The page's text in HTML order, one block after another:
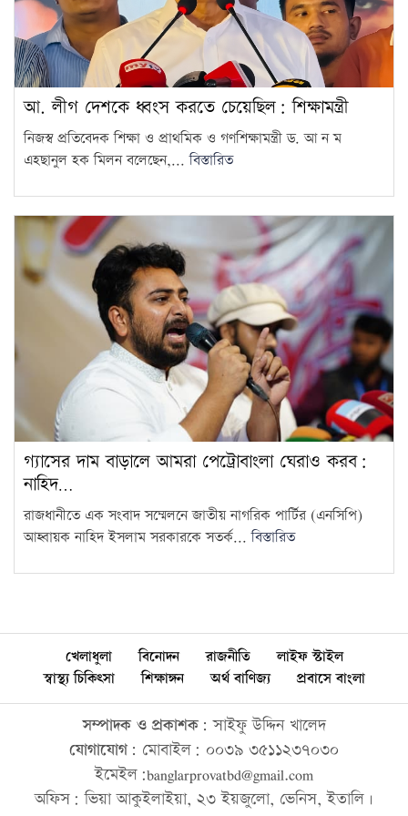
আ. লীগ দেশকে ধ্বংস করতে চেয়েছিল: শিক্ষামন্ত্রী
নিজস্ব প্রতিবেদক শিক্ষা ও প্রাথমিক ও গণশিক্ষামন্ত্রী ড. আ ন ম
এহছানুল হক মিলন বলেছেন,...বিস্তারিত
গ্যাসের দাম বাড়ালে আমরা পেট্রোবাংলা ঘেরাও করব:
নাহিদ…
রাজধানীতে এক সংবাদ সম্মেলনে জাতীয় নাগরিক পার্টির (এনসিপি)
আহ্বায়ক নাহিদ ইসলাম সরকারকে সতর্ক...বিস্তারিত
খেলাধুলা বিনোদন রাজনীতি
লাইফ স্টাইল
স্বাস্থ্য চিকিৎসা
শিক্ষাঙ্গন অর্থ বাণিজ্য প্রবাসে বাংলা
সম্পাদক ও প্রকাশক: সাইফু উদ্দিন খালেদ
যোগাযোগ: মোবাইল: ০০৩৯ ৩৫১১২৩৭০৩০
ইমেইল:banglarprovatbd@gmail.com
অফিস: ভিয়া আকুইলাইয়া, ২৩ ইয়জুলো, ভেনিস, ইতালি।